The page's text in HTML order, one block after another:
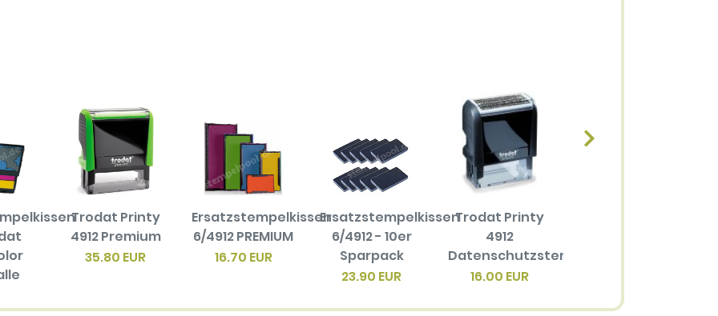
Trodat Printy
4912 Premium
35.80 EUR
Ersatzstempelkissen
6/4912 PREMIUM
16.70 EUR
Ersatzstempelkissen
6/4912 - 10er
Sparpack
23.90 EUR
Trodat Printy
4912
Datenschutzstempel
16.00 EUR